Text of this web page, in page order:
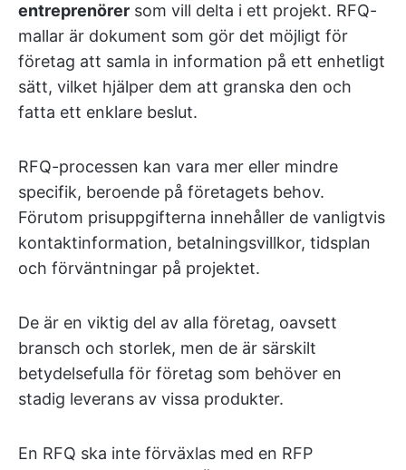
entreprenörer som vill delta i ett projekt. RFQ-
mallar är dokument som gör det möjligt för
företag att samla in information på ett enhetligt
sätt, vilket hjälper dem att granska den och
fatta ett enklare beslut.
RFQ-processen kan vara mer eller mindre
specifik, beroende på företagets behov.
Förutom prisuppgifterna innehåller de vanligtvis
kontaktinformation, betalningsvillkor, tidsplan
och förväntningar på projektet.
De är en viktig del av alla företag, oavsett
bransch och storlek, men de är särskilt
betydelsefulla för företag som behöver en
stadig leverans av vissa produkter.
En RFQ ska inte förväxlas med en RFP